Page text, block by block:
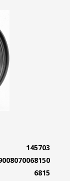
145703
6815